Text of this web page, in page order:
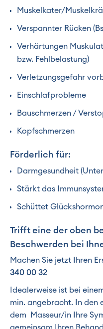
Muskelkater/
Verspannter Rücken
Verhärtungen
bzw. Fehlbelastung)
Verletzungsgefahr
Einschlafprobleme
Bauschmerzen /
Kopfschmerzen
Förderlich für:
Darmgesundheit
Stärkt das
Schüttet
Trifft eine der oben
Beschwerden bei
Machen Sie jetzt Ihren
340 00 32
Idealerweise ist bei
min. angebracht. In den
dem Masseur/in Ihre